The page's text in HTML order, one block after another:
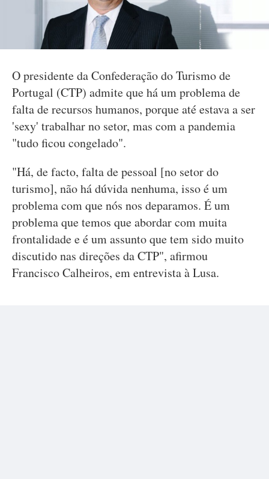
O presidente da Confederação do Turismo de
Portugal (CTP) admite que há um problema de
falta de recursos humanos, porque até estava a ser
'sexy' trabalhar no setor, mas com a pandemia
"tudo ficou congelado".
"Há, de facto, falta de pessoal [no setor do
turismo], não há dúvida nenhuma, isso é um
problema com que nós nos deparamos. É um
problema que temos que abordar com muita
frontalidade e é um assunto que tem sido muito
discutido nas direções da CTP", afirmou
Francisco Calheiros, em entrevista à Lusa.